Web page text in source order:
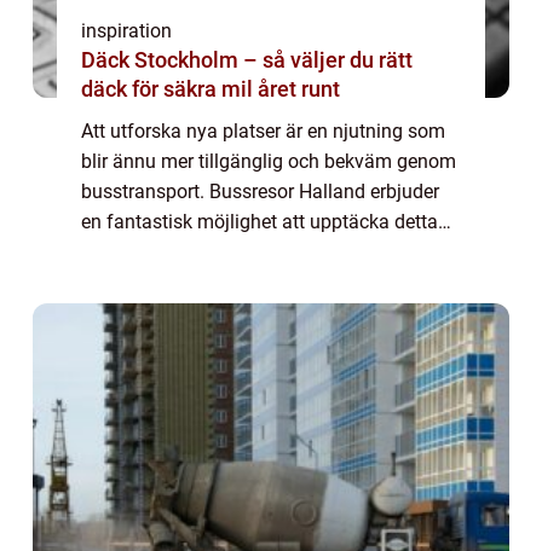
inspiration
Däck Stockholm – så väljer du rätt
däck för säkra mil året runt
Att utforska nya platser är en njutning som
blir ännu mer tillgänglig och bekväm genom
busstransport. Bussresor Halland erbjuder
en fantastisk möjlighet att upptäcka detta